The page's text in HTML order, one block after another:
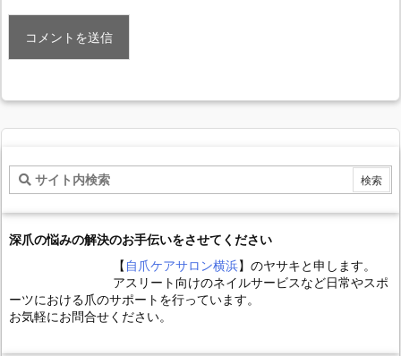
深爪の悩みの解決のお手伝いをさせてください
【 自爪ケアサロン横浜】のヤサキと申します。
アスリート向けのネイルサービスなど日常やスポ
ーツにおける爪のサポートを行っています。
お気軽にお問合せください。